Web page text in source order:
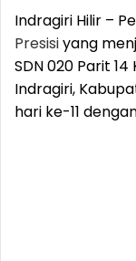
Indragiri Hilir –
Presisiyang
SDN 020 Parit
Indragiri,
hari ke-11